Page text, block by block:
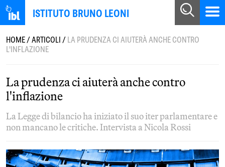
ISTITUTO BRUNO LEONI
HOME/ARTICOLI/LA PRUDENZA CI AIUTERÀ ANCHE CONTRO
L'INFLAZIONE
La prudenza ci aiuterà anche contro
l'inflazione
La Legge di bilancio ha iniziato il suo iter parlamentare e
non mancano le critiche. Intervista a Nicola Rossi